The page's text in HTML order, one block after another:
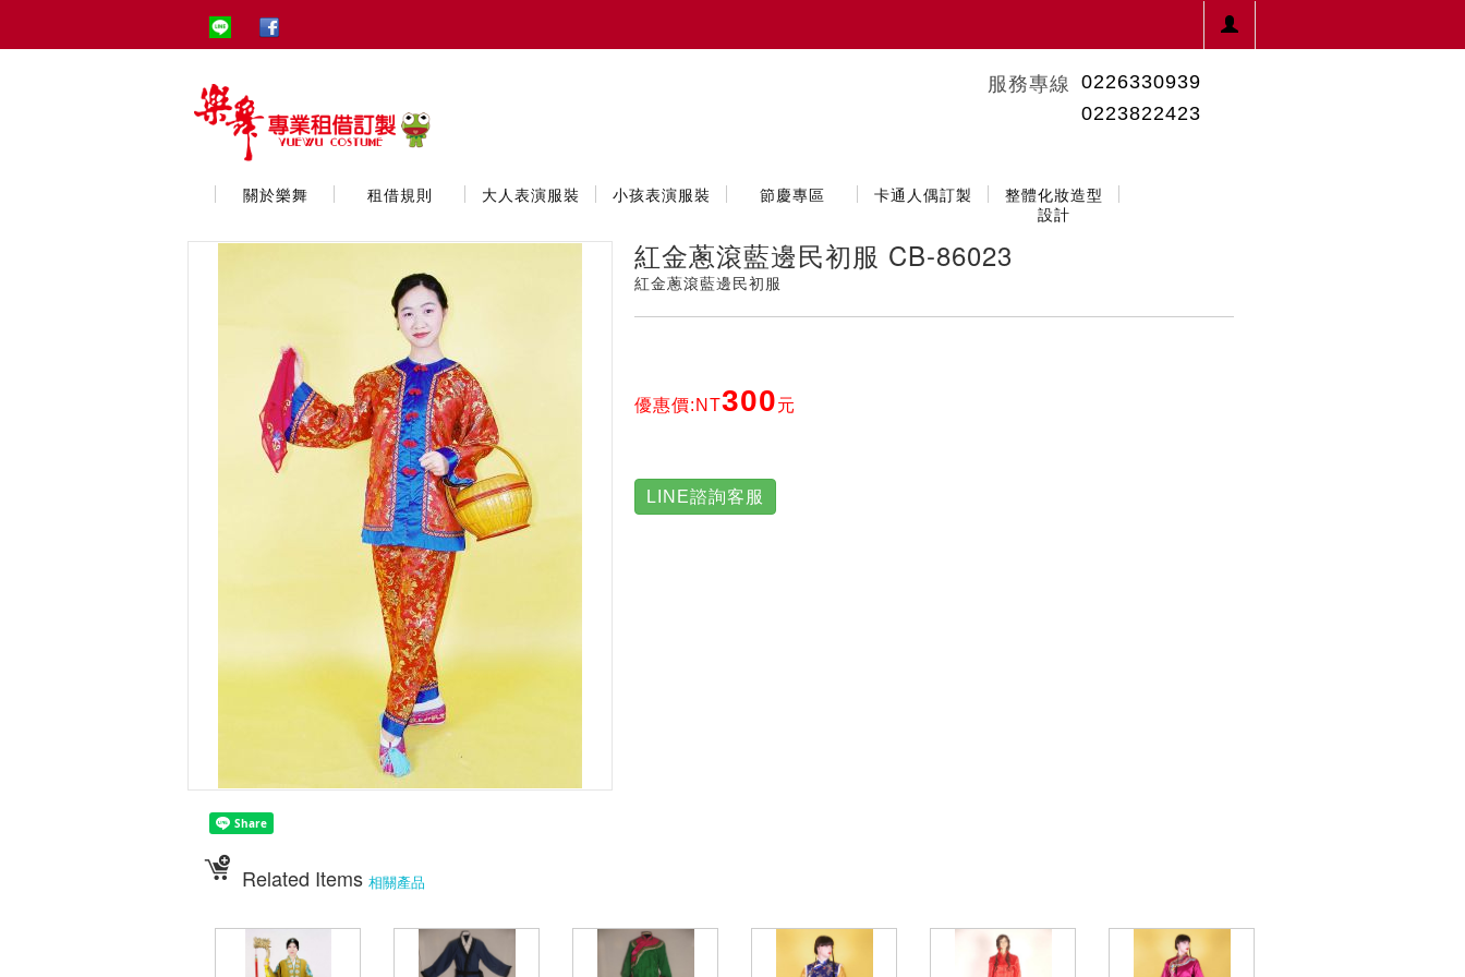
服務專線 0226330939
0223822423
關於樂舞 租借規則 大人表演服裝 小孩表演服裝 節慶專區 卡通人偶訂製
整體化妝造型
設計
紅金蔥滾藍邊民初服 CB-86023
紅金蔥滾藍邊民初服
優惠價:NT300元
LINE諮詢客服
Related Items 相關產品